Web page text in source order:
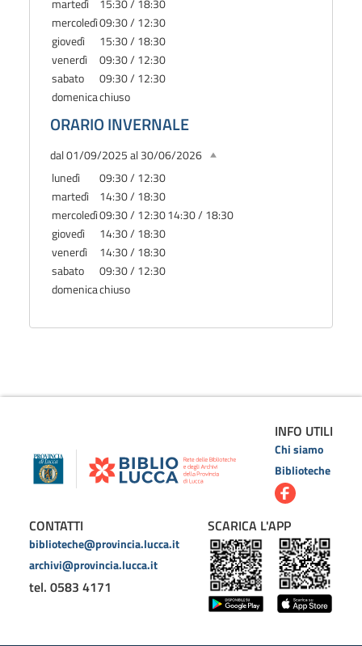
martedì
15:30 / 18:30
mercoledì09:30 / 12:30
giovedì
15:30 / 18:30
venerdì
09:30 / 12:30
sabato
09:30 / 12:30
domenicachiuso
ORARIO INVERNALE
dal 01/09/2025 al 30/06/2026
lunedì
09:30 / 12:30
martedì
14:30 / 18:30
mercoledì09:30 / 12:3014:30 / 18:30
giovedì
14:30 / 18:30
venerdì
14:30 / 18:30
sabato
09:30 / 12:30
domenicachiuso
INFO UTILI
Chi siamo
Biblioteche
CONTATTI
biblioteche@provincia.lucca.it
archivi@provincia.lucca.it
tel. 0583 4171
SCARICA L'APP